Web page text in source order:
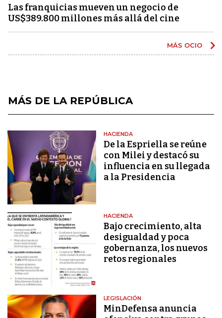
Las franquicias mueven un negocio de
US$389.800 millones más allá del cine
MÁS OCIO
MÁS DE LA REPÚBLICA
HACIENDA
De la Espriella se reúne
con Milei y destacó su
influencia en su llegada
a la Presidencia
HACIENDA
Bajo crecimiento, alta
desigualdad y poca
gobernanza, los nuevos
retos regionales
LEGISLACIÓN
MinDefensa anuncia